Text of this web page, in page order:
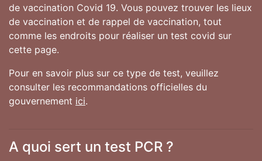
de vaccination Covid 19. Vous pouvez trouver les lieux
de vaccination et de rappel de vaccination, tout
comme les endroits pour réaliser un test covid sur
cette page.
Pour en savoir plus sur ce type de test, veuillez
consulter les recommandations officielles du
gouvernement ici.
A quoi sert un test PCR ?